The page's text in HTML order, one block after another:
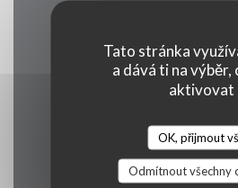
Tato stránka
a dává ti na výběr,
aktivovat
OK, přijmout
Odmítnout všechny
Zavřeno
Úterý
St�-Pat